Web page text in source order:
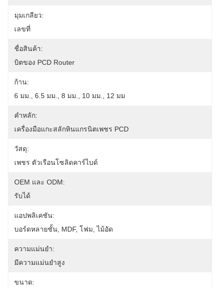
มุมเกลียว:
เลขที่
ชื่อสินค้า:
บิตของ PCD Router
ก้าน:
6 มม., 6.5 มม., 8 มม., 10 มม., 12 มม
คำหลัก:
เครื่องมือแกะสลักหินแกรนิตเพชร PCD
วัสดุ:
เพชร ตัวเรือนโซลิดคาร์ไบด์
OEM และ ODM:
รับได้
แอปพลิเคชัน:
บอร์ดหลายชั้น, MDF, โฟม, ไม้อัด
ความแม่นยำ:
มีความแม่นยำสูง
ขนาด: